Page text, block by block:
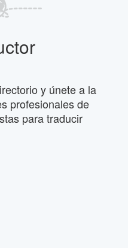
y únete a la
profesionales de
para traducir